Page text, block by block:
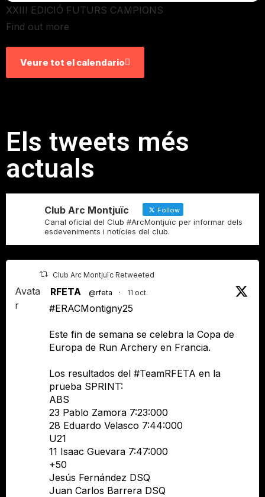
XXIII EDICIÓ FUTURS CAMPIONS
Find out more
Veure tot el calendario
Els tweets més
actuals
Club Arc Montjuïc Follow
Canal oficial del Club #ArcMontjuïc per informar dels
esdeveniments i notícies del club.
Club Arc Montjuïc Retweeted
Avata
r
RFETA @rfeta · 11 oct.
#ERACMontigny25
Este fin de semana se celebra la Copa de
Europa de Run Archery en Francia.
Los resultados del #TeamRFETA en la
prueba SPRINT:
ABS
23 Pablo Zamora 7:23:000
28 Eduardo Velasco 7:44:000
U21
11 Isaac Guevara 7:47:000
+50
Jesús Fernández DSQ
Juan Carlos Barrera DSQ